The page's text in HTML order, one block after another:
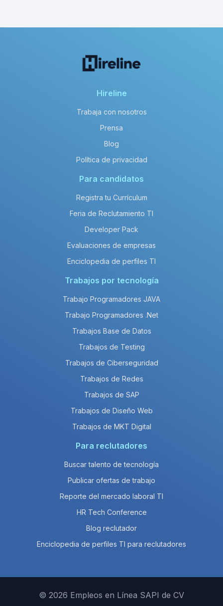
Hireline
Trabaja con nosotros
Prensa
Blog
Política de privacidad
Para candidatos
Registra tu Currículum
Feria de Reclutamiento TI
Developer Pack
Evaluaciones de empresas
Enciclopedia de perfiles TI
Trabajos por tecnología
Trabajo Programadores JAVA
Trabajo Programadores .Net
Trabajos Base de Datos
Trabajos de Testing
Trabajos de Ciberseguridad
Trabajos de Redes
Trabajos de SAP
Trabajos de Diseño Web
Trabajos de MKT Digital
Para reclutadores
Buscar talento de tecnología
Publicar ofertas de trabajo
Reporte del mercado laboral TI
HR Tech Conference
Blog reclutador
Enciclopedia de perfiles TI para reclutadores
© 2026 Empleos en Línea SAPI de CV